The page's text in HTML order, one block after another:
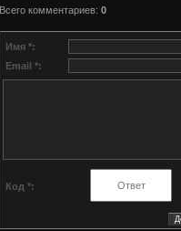
Всего комментариев: 0
Имя *:
Email *:
Код *: